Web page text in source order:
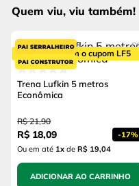
Quem viu, viu também!
5% OFF com o cupom LF5
Trena Lufkin 5 metros
Econômica
R$ 21,90
R$ 18,09 -17%
Ou em até 1x de R$ 19,04
ADICIONAR AO CARRINHO